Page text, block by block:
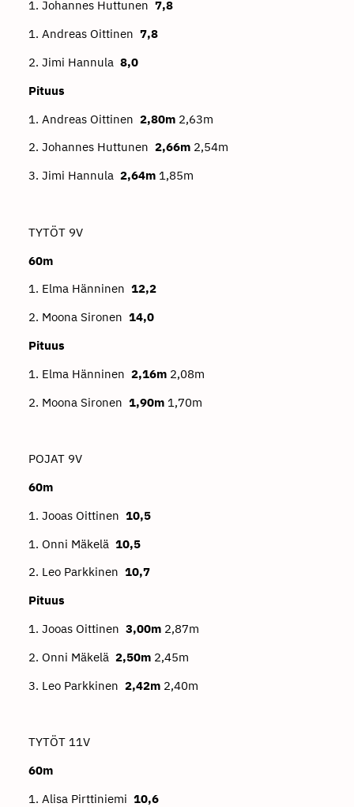
1. Johannes Huttunen 7,8
1. Andreas Oittinen 7,8
2. Jimi Hannula 8,0
Pituus
1. Andreas Oittinen 2,80m 2,63m
2. Johannes Huttunen 2,66m 2,54m
3. Jimi Hannula 2,64m 1,85m
TYTÖT 9V
60m
1. Elma Hänninen 12,2
2. Moona Sironen 14,0
Pituus
1. Elma Hänninen 2,16m 2,08m
2. Moona Sironen 1,90m 1,70m
POJAT 9V
60m
1. Jooas Oittinen 10,5
1. Onni Mäkelä 10,5
2. Leo Parkkinen 10,7
Pituus
1. Jooas Oittinen 3,00m 2,87m
2. Onni Mäkelä 2,50m 2,45m
3. Leo Parkkinen 2,42m 2,40m
TYTÖT 11V
60m
1. Alisa Pirttiniemi 10,6